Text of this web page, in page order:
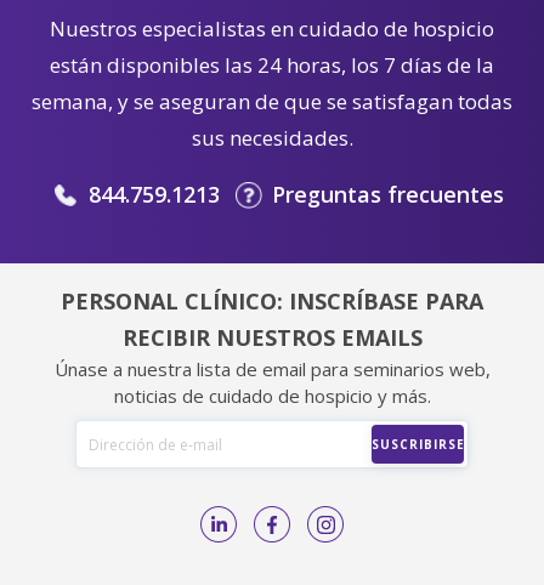
Nuestros especialistas en cuidado de hospicio
están disponibles las 24 horas, los 7 días de la
semana, y se aseguran de que se satisfagan todas
sus necesidades.
844.759.1213 Preguntas frecuentes
PERSONAL CLÍNICO: INSCRÍBASE PARA
RECIBIR NUESTROS EMAILS
Únase a nuestra lista de email para seminarios web,
noticias de cuidado de hospicio y más.